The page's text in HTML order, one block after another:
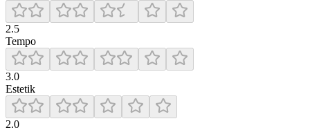
2.5
Tempo
3.0
Estetik
2.0